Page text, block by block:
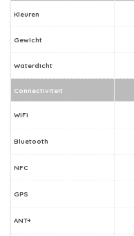
Kleuren
Gewicht
Waterdicht
Connectiviteit
WiFi
Bluetooth
NFC
GPS
ANT+